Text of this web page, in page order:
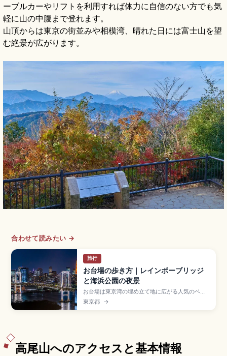
ーブルカーやリフトを利用すれば体力に自信のない方でも気
軽に山の中腹まで登れます。
山頂からは東京の街並みや相模湾、晴れた日には富士山を望
む絶景が広がります。
合わせて読みたい →
旅行
お台場の歩き方｜レインボーブリッジ
と海浜公園の夜景
お台場は東京湾の埋め立て地に広がる人気のベイ
エリアで、ショッピングや夜景、海辺の散策が楽
しめる東京観光のハイライト。レインボープロム
東京都 →
高尾山へのアクセスと基本情報